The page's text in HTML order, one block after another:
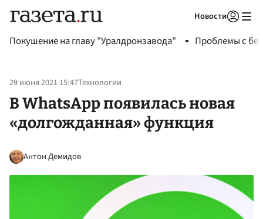
Новости
Покушение на главу "Уралдронзавода" Проблемы с
29 июня 2021 15:47Технологии
В WhatsApp появилась новая
«долгожданная» функция
Антон Демидов